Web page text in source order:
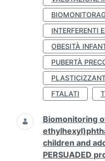
INTERFERENTI
OBESITÀ
PUBERTÀ
FTALATI
Biomonitoring
children and
PERSUADED